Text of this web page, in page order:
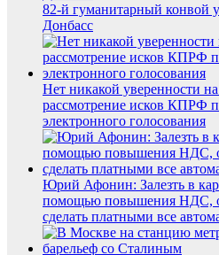
82-й гуманитарный конвой
Донбасс
Нет никакой уверенности
рассмотрение исков КПРФ
электронного голосования
Юрий Афонин: Залезть в
помощью повышения НДС,
сделать платными все